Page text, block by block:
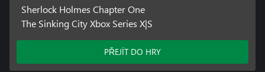
Sherlock Holmes Chapter One
The Sinking City Xbox Series X|S
PŘEJÍT DO HRY